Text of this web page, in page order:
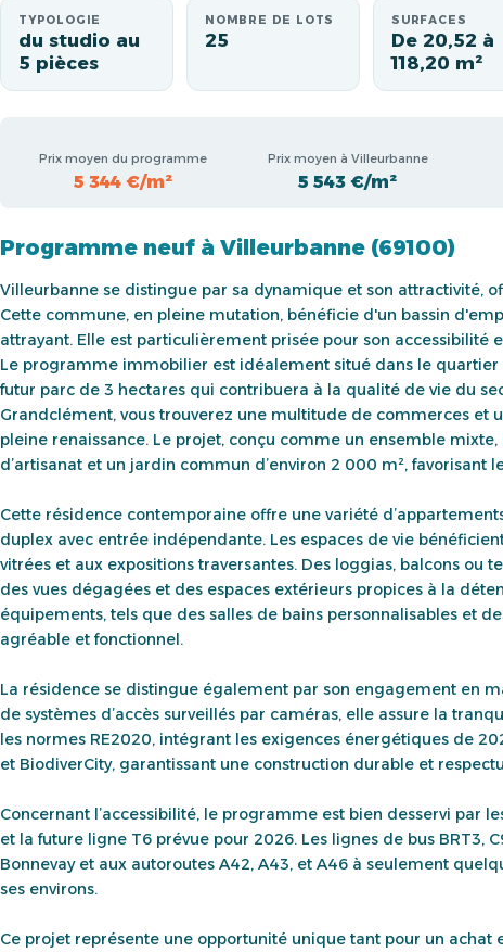
TYPOLOGIE
du studio au
5 pièces
NOMBRE DE LOTS
25
SURFACES
De 20,52 à
118,20 m²
Prix moyen du programme
5 344 €/m²
Prix moyen à Villeurbanne
5 543 €/m²
Programme neuf à Villeurbanne (69100)
Villeurbanne se distingue par sa dynamique et son attractivité,
Cette commune, en pleine mutation, bénéficie d'un bassin
attrayant. Elle est particulièrement prisée pour son accessibilité
Le programme immobilier est idéalement situé dans le
futur parc de 3 hectares qui contribuera à la qualité de vie du
Grandclément, vous trouverez une multitude de commerces
pleine renaissance. Le projet, conçu comme un ensemble
d’artisanat et un jardin commun d’environ 2 000 m², favorisant
Cette résidence contemporaine offre une variété
duplex avec entrée indépendante. Les espaces de vie
vitrées et aux expositions traversantes. Des loggias, balcons ou
des vues dégagées et des espaces extérieurs propices à la
équipements, tels que des salles de bains personnalisables et
agréable et fonctionnel.
La résidence se distingue également par son engagement en
de systèmes d’accès surveillés par caméras, elle assure la
les normes RE2020, intégrant les exigences énergétiques de
et BiodiverCity, garantissant une construction durable et
Concernant l’accessibilité, le programme est bien desservi par
et la future ligne T6 prévue pour 2026. Les lignes de bus BRT3,
Bonnevay et aux autoroutes A42, A43, et A46 à seulement
ses environs.
Ce projet représente une opportunité unique tant pour un